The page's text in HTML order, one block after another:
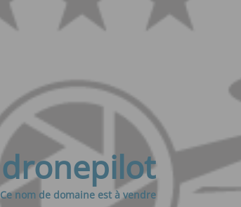
dronepilot
Ce nom de domaine est à vendre